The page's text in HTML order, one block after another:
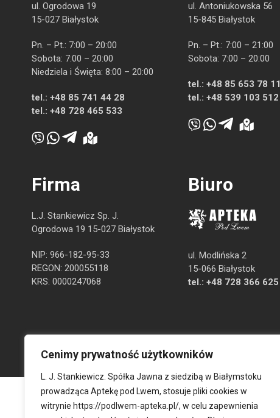
Cenimy prywatność użytkowników
L. J. Stankiewicz. Spółka Jawna z siedzibą w Białymstoku
prowadząca Aptekę pod Lwem, stosuje pliki cookies w
witrynie https://podlwem-apteka.pl/, w celu zapewnienia
ul. Ogrodowa 19
15-027 Białystok
Pn. – Pt.: 7:00 – 20:00
Sobota: 7:00 – 20:00
Niedziela i Święta: 8:00 – 20:00
tel.: +48 85 741 44 28
tel.: +48 728 465 533
ul. Antoniukowska 56
15-845 Białystok
Pn. – Pt.: 7:00 – 21:00
Sobota: 7:00 – 20:00
tel.: +48 85 653 78 11
tel.: +48 539 103 512
Firma
L.J. Stankiewicz Sp. J.
Ogrodowa 19 15-027 Białystok
NIP: 966-182-95-33
REGON: 200055118
KRS: 0000247068
Biuro
ul. Modlińska 2
15-066 Białystok
tel.: +48 728 366 625